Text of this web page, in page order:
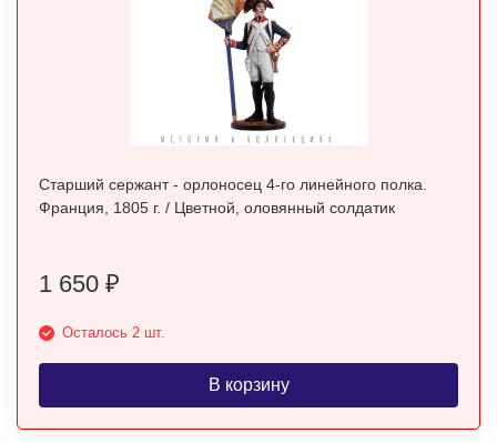
Старший сержант - орлоносец 4-го линейного полка.
Франция, 1805 г. / Цветной, оловянный солдатик
1 650 ₽
Осталось 2 шт.
В корзину